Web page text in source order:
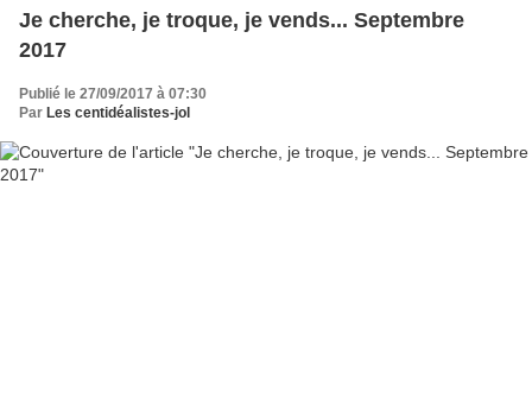
Je cherche, je troque, je vends... Septembre
2017
Publié le 27/09/2017 à 07:30
Par Les centidéalistes-jol